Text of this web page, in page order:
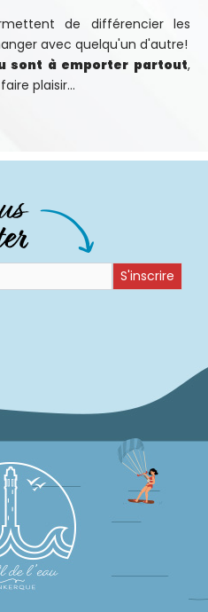
de différencier les
avec quelqu'un d'autre!
sont à emporter partout,
plaisir...
S'inscrire